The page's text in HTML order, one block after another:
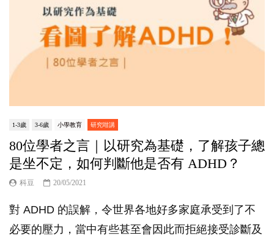
1-3歲 3-6歲 小學教育 研究咁講
80位學者之言｜以研究為基礎，了解孩子總
是坐不定，如何判斷他是否有 ADHD？
科豆 20/05/2021
對 ADHD 的誤解，令世界各地好多家庭承受到了不
必要的壓力，當中有些甚至會因此而拒絕接受診斷及